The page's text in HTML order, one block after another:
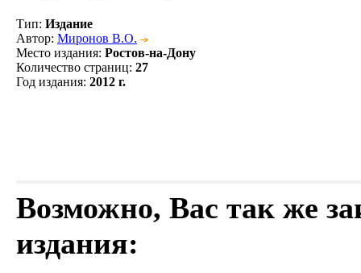
Тип: Издание
Автор: Миронов В.О.
Место издания: Ростов-на-Дону
Количество страниц: 27
Год издания: 2012 г.
Возможно, Вас так же
издания: